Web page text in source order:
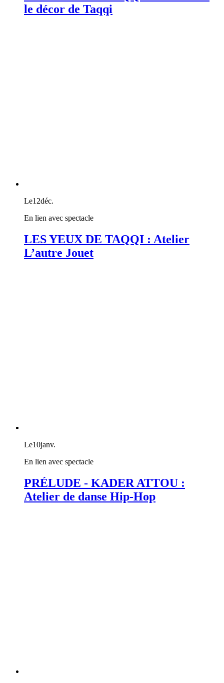
le décor de Taqqi
Le12déc.
En lien avec spectacle
LES YEUX DE TAQQI : Atelier
L’autre Jouet
Le10janv.
En lien avec spectacle
PRÉLUDE - KADER ATTOU :
Atelier de danse Hip-Hop